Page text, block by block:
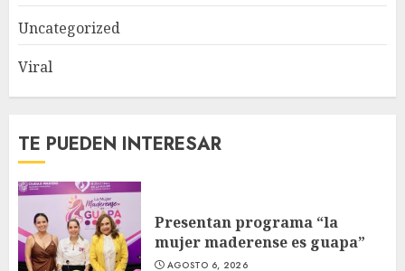
Uncategorized
Viral
TE PUEDEN INTERESAR
Presentan programa “la
mujer maderense es guapa”
AGOSTO 6, 2026